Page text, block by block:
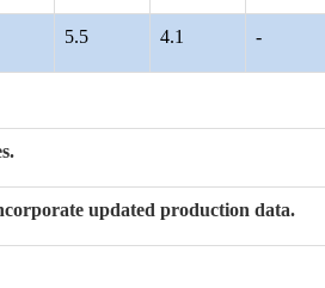
5.5 4.1 -
updated production data.